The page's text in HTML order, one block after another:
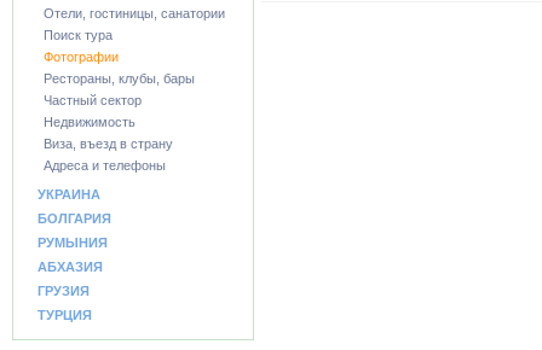
Отели, гостиницы, санатории
Поиск тура
Фотографии
Рестораны, клубы, бары
Частный сектор
Недвижимость
Виза, въезд в страну
Адреса и телефоны
УКРАИНА
БОЛГАРИЯ
РУМЫНИЯ
АБХАЗИЯ
ГРУЗИЯ
ТУРЦИЯ